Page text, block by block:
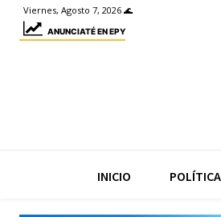
Viernes, Agosto 7, 2026 🌊
ANUNCIATÉ EN EPY
INICIO POLÍTICA